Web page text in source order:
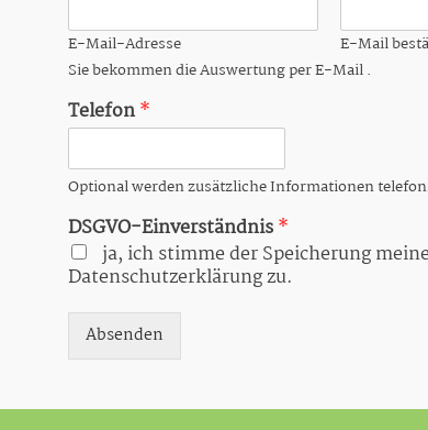
t
E-Mail-Adresse
E-Mail
Sie bekommen die Auswertung per E-Mail .
Telefon*
Optional werden zusätzliche Informationen
DSGVO-Einverständnis*
ja, ich stimme der Speicherung
Datenschutzerklärung zu.
Absenden